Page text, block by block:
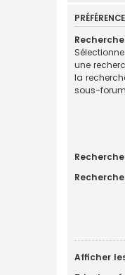
une
la
sous-
Afficher